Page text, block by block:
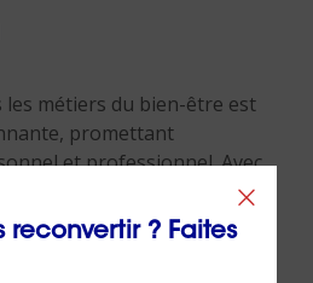
les métiers du bien-être est
promettant
et professionnel. Avec
formations et le soutien
, réussir dans ces
accessible et gratifiante.
reconvertir ? Faites